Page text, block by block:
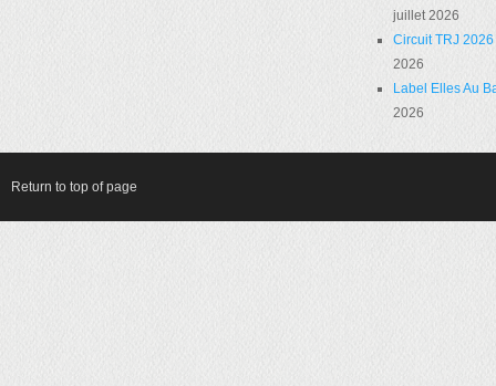
juillet 2026
Circuit TRJ
2026
Label Elles Au
2026
Return to top of page